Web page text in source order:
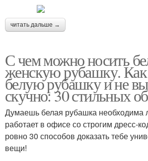
читать дальше →
С чем можно носить
женскую рубашку.
белую рубашку и не
скучно: 30 стильных
Думаешь белая рубашка необходима
работает в офисе со строгим дресс-
ровно 30 способов доказать тебе
вещи!